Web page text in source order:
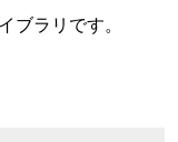
ブラリです。